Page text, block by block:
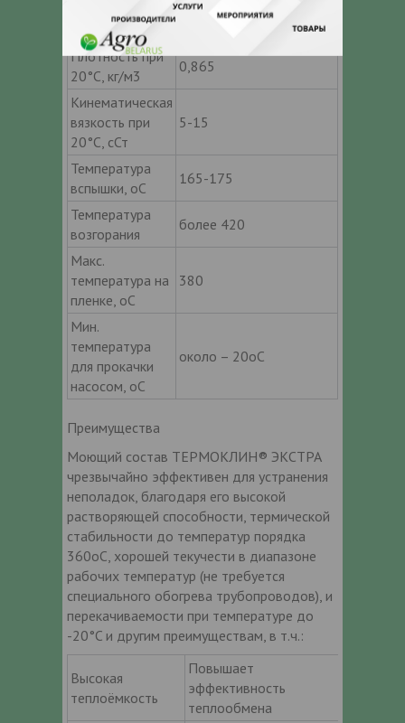
застывания, оС
Плотность при
20°C, кг/м3
0,865
Кинематическая
вязкость при
20°C, сСт
5-15
Температура
вспышки, оС
165-175
Температура
возгорания
более 420
Макс.
температура на
пленке, оС
380
Мин.
температура
для прокачки
насосом, оС
около – 20оС
Преимущества
Моющий состав ТЕРМОКЛИН® ЭКСТРА
чрезвычайно эффективен для устранения
неполадок, благодаря его высокой
растворяющей способности, термической
стабильности до температур порядка
360оC, хорошей текучести в диапазоне
рабочих температур (не требуется
специального обогрева трубопроводов), и
перекачиваемости при температуре до
-20°C и другим преимуществам, в т.ч.:
Высокая
теплоёмкость
Повышает
эффективность
теплообмена